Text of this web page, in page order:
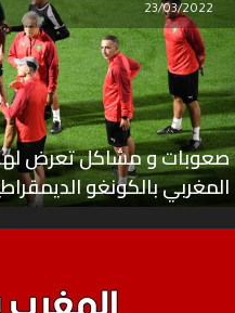
صعوبات و مشاكل تعرض لها
المغربي بالكونغو
23/03/2022